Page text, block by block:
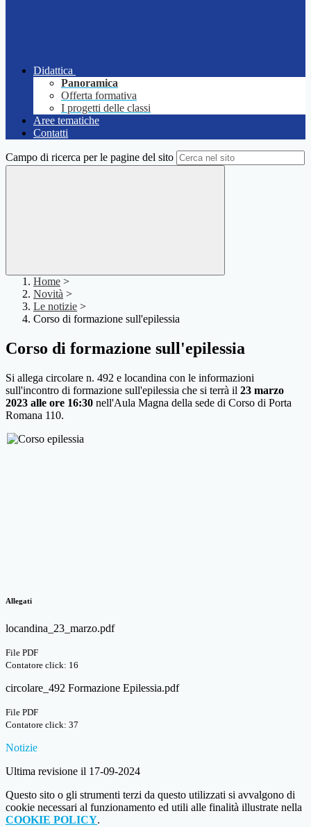
Didattica
Panoramica
Offerta formativa
I progetti delle classi
Aree tematiche
Contatti
Campo di ricerca per le pagine del sito
Home >
Novità >
Le notizie >
Corso di formazione sull'epilessia
Corso di formazione sull'epilessia
Si allega circolare n. 492 e locandina con le informazioni
sull'incontro di formazione sull'epilessia che si terrà il 23 marzo
2023 alle ore 16:30 nell'Aula Magna della sede di Corso di Porta
Romana 110.
Allegati
locandina_23_marzo.pdf
File PDF
Contatore click: 16
circolare_492 Formazione Epilessia.pdf
File PDF
Contatore click: 37
Notizie
Ultima revisione il 17-09-2024
Questo sito o gli strumenti terzi da questo utilizzati si avvalgono di
cookie necessari al funzionamento ed utili alle finalità illustrate nella
COOKIE POLICY.